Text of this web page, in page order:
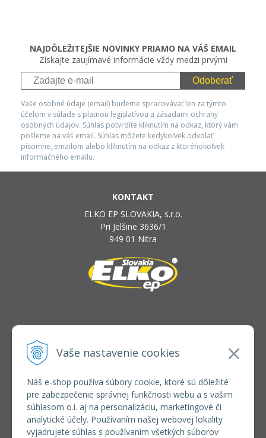
Vaše nastavenie cookies
Náš e-shop používa súbory cookie, ktoré sú dôležité
pre zabezpečenie správnej funkčnosti webu a s vašim
súhlasom o.i. aj na personalizáciu, marketingové či
analytické účely. Používaním našej webovej lokality
vyjadrujete súhlas s používaním všetkých súborov
NAJDÔLEŽITEJŠIE NOVINKY PRIAMO NA VÁŠ EMAIL
Získajte zaujímavé informácie vždy medzi prvými
Odoberať
Vaše osobné údaje (email) budeme spracovávať len za týmto
účelom v súlade s platnou legislatívou a zásadami ochrany
osobných údajov. Súhlas potvrdíte kliknutím na odkaz, ktorý vám
pošleme na váš email. Súhlas môžete kedykoľvek odvolať
písomne, emailom alebo kliknutím na odkaz z ktoréhokoľvek
informačného emailu.
KONTAKT
ELKO EP SLOVAKIA, s.r.o.
Pri Jelšine 3636/1
949 01 Nitra
INFOLINKA
+421 37 6586 731
VŠETKO O NÁKUPE
REGISTRÁCIA VEĽKOOBCHOD
Formulár na odsúpenie od zmluvy